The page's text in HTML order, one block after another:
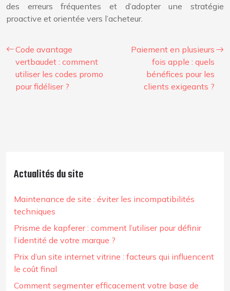
des erreurs fréquentes et d’adopter une stratégie
proactive et orientée vers l’acheteur.
Code avantage
vertbaudet : comment
utiliser les codes promo
pour fidéliser ?
Paiement en plusieurs
fois apple : quels
bénéfices pour les
clients exigeants ?
Actualités du site
Maintenance de site : éviter les incompatibilités
techniques
Prisme de kapferer : comment l’utiliser pour définir
l’identité de votre marque ?
Prix d’un site internet vitrine : facteurs qui influencent
le coût final
Comment segmenter efficacement votre base de